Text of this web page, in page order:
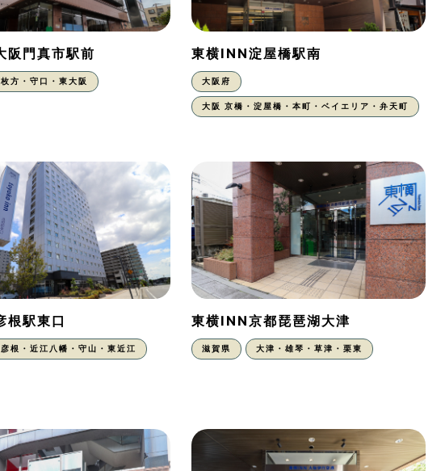
阪門真市駅前
枚方・守口・東大阪
東横INN淀屋橋駅南
大阪府
大阪 京橋・淀屋橋・本町・ベイエリア・弁天町
根駅東口
彦根・近江八幡・守山・東近江
東横INN京都琵琶湖大津
滋賀県 大津・雄琴・草津・栗東